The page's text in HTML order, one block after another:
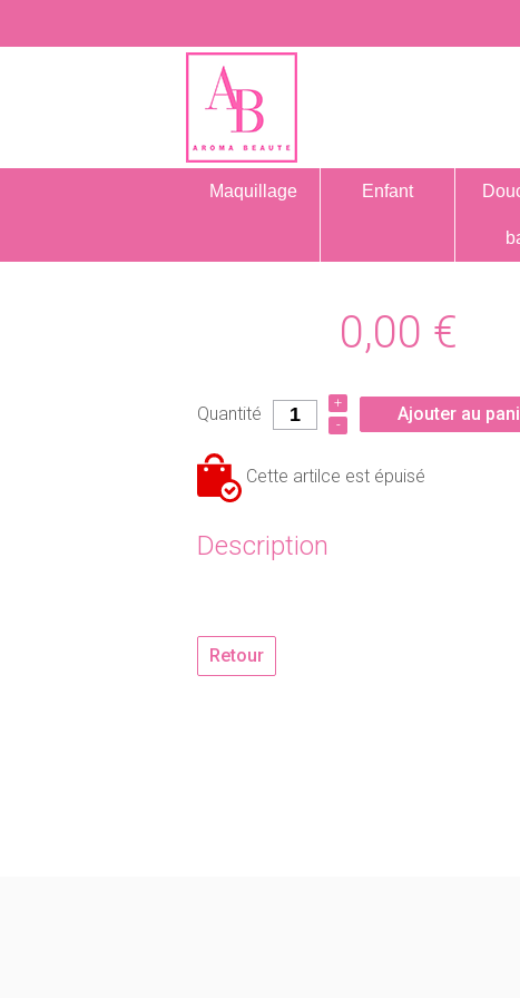
Maquillage Enfant
0,00 €
Quantité
+
-
Ajouter au
Cette artilce est épuisé
Description
Retour